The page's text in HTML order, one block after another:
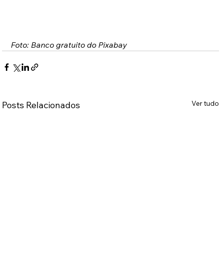
Foto: Banco gratuito do Pixabay
Posts Relacionados Ver tudo